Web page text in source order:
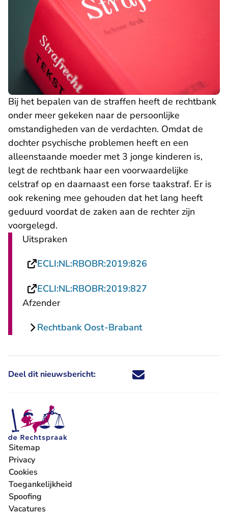
Bij het bepalen van de straffen heeft de rechtbank
onder meer gekeken naar de persoonlijke
omstandigheden van de verdachten. Omdat de
dochter psychische problemen heeft en een
alleenstaande moeder met 3 jonge kinderen is,
legt de rechtbank haar een voorwaardelijke
celstraf op en daarnaast een forse taakstraf. Er is
ook rekening mee gehouden dat het lang heeft
geduurd voordat de zaken aan de rechter zijn
voorgelegd.
Uitspraken
ECLI:NL:RBOBR:2019:826
ECLI:NL:RBOBR:2019:827
Afzender
Rechtbank Oost-Brabant
Deel dit nieuwsbericht: Deel dit nieuwsbericht via X -
Deel dit nieuwsbericht via
Deel dit nieuwsbericht
Deel dit
Sitemap
Privacy
Cookies
Toegankelijkheid
Spoofing
Vacatures
- U verlaat Rechtspraak.nl